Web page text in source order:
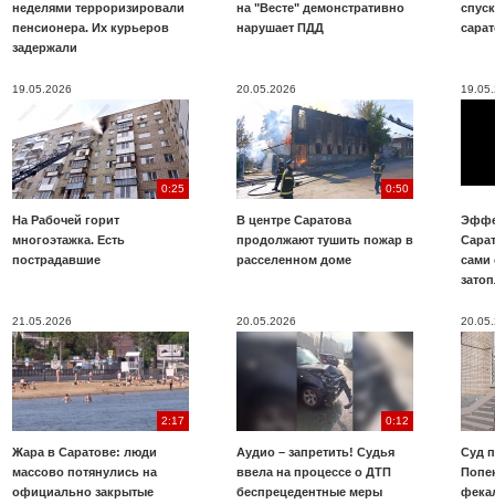
неделями терроризировали
пенсионера. Их курьеров
задержали
на "Весте" демонстративно
нарушает ПДД
19.05.2026
0:25
На Рабочей горит
многоэтажка. Есть
пострадавшие
20.05.2026
0:50
В центре Саратова
продолжают тушить пожар в
расселенном доме
сами
21.05.2026
2:17
Жара в Саратове: люди
массово потянулись на
официально закрытые
20.05.2026
0:12
Аудио – запретить! Судья
ввела на процессе о ДТП
беспрецедентные меры
Суд